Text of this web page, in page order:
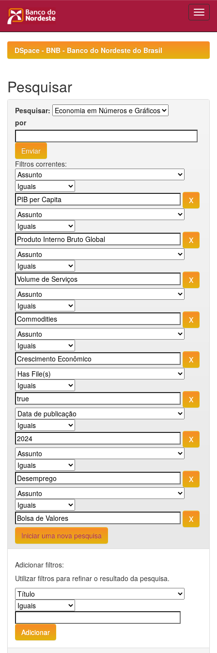
navigationDSpace - BNB - Banco do Nordeste do Brasil
Pesquisar
Pesquisar:
por
Filtros correntes:
Iniciar uma nova pesquisa
Adicionar filtros:
Utilizar filtros para refinar o resultado da pesquisa.